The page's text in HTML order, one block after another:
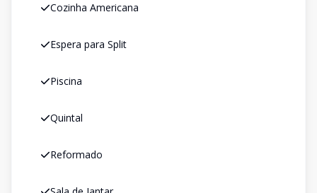
Cozinha Americana
Espera para Split
Piscina
Quintal
Reformado